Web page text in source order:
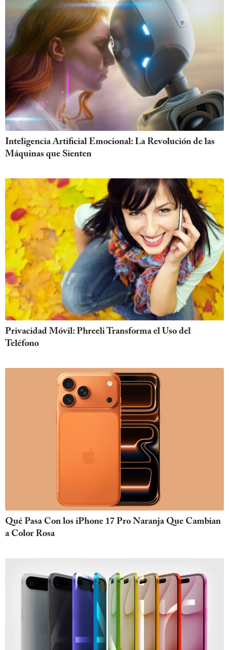
Inteligencia Artificial Emocional: La Revolución de las
Máquinas que Sienten
Privacidad Móvil: Phreeli Transforma el Uso del
Teléfono
Qué Pasa Con los iPhone 17 Pro Naranja Que Cambian
a Color Rosa